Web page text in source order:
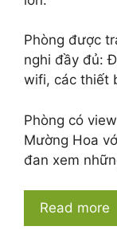
Phòng được
nghi đầy đủ:
wifi, các thiết
Phòng có
Mường Hoa
đan xem
Read more